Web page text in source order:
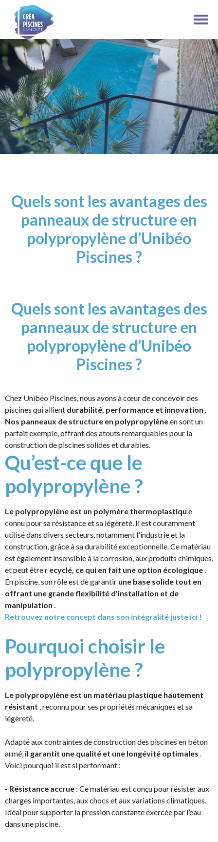
Quels sont les avantages des
panneaux de structure en
polypropylène d’Unibéo
Piscines ?
Quels sont les avantages des
panneaux de structure en
polypropylène d’Unibéo
Piscines ?
Chez Unibéo Piscines, nous avons à cœur de concevoir des
piscines qui allient durabilité, performance et innovation .
Nos panneaux de structure en polypropylèneen sont un
parfait exemple, offrant des atouts remarquables pour la
construction de piscines solides et durables.
Qu’est-ce que le
polypropylène ?
Le polypropylène est un polymère thermoplastiqu e
connu pour sa résistance et sa légèreté. Il est couramment
utilisé dans divers secteurs, notamment l'industrie et la
construction, grâce à sa durabilité exceptionnelle. Ce matériau
est également insensible à la corrosion, aux produits chimiques,
et peut être r ecyclé, ce qui en fait une option écologique.
En piscine, son rôle est de garantir une base solide tout en
offrant une grande flexibilité d'installation et de
manipulation .
Retrouvez notre concept dans son intégralité juste ici !
Pourquoi choisir le
polypropylène ?
Le polypropylène est un matériau plastique hautement
résistant , reconnu pour ses propriétés mécaniques et sa
légèreté.
Adapté aux contraintes de construction des piscines en béton
armé, il garantit une qualité et une longévité optimales .
Voici pourquoi il est si performant :
- Résistance accrue : Ce matériau est conçu pour résister aux
charges importantes, aux chocs et aux variations climatiques.
Idéal pour supporter la pression constante exercée par l’eau
dans une piscine.